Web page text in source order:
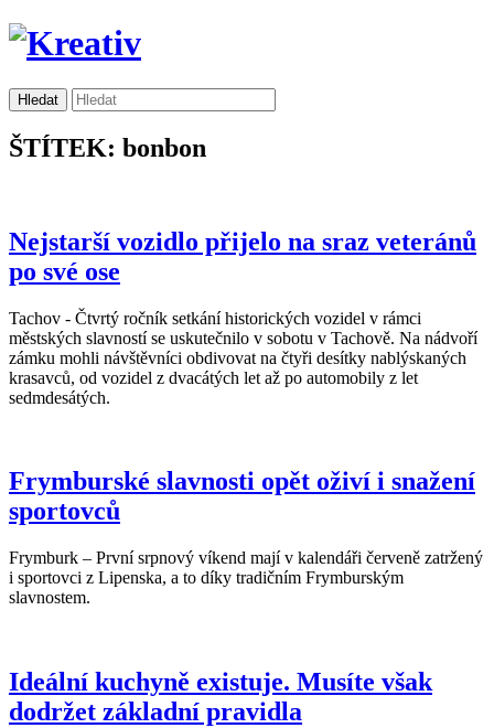
ŠTÍTEK: bonbon
Nejstarší vozidlo přijelo na sraz veteránů
po své ose
Tachov - Čtvrtý ročník setkání historických vozidel v rámci
městských slavností se uskutečnilo v sobotu v Tachově. Na nádvoří
zámku mohli návštěvníci obdivovat na čtyři desítky nablýskaných
krasavců, od vozidel z dvacátých let až po automobily z let
sedmdesátých.
Frymburské slavnosti opět oživí i snažení
sportovců
Frymburk – První srpnový víkend mají v kalendáři červeně zatržený
i sportovci z Lipenska, a to díky tradičním Frymburským
slavnostem.
Ideální kuchyně existuje. Musíte však
dodržet základní pravidla